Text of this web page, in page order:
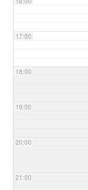
17:00
18:00
19:00
20:00
21:00